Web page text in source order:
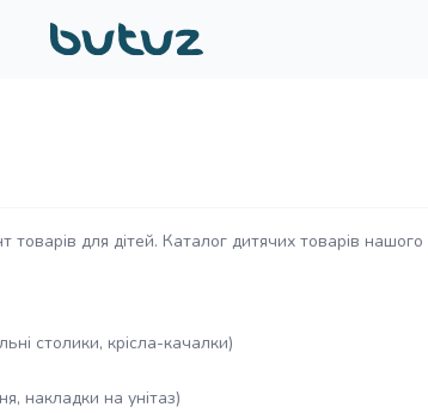
для дітей. Каталог дитячих товарів
столики, крісла-качалки)
накладки на унітаз)